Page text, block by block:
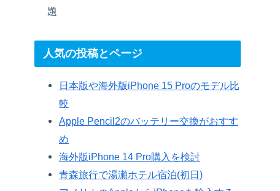
題
人気の投稿とページ
日本版や海外版iPhone 15 Proのモデル比
較
Apple Pencil2のバッテリー交換がおすす
め
海外版iPhone 14 Pro購入を検討
青森旅行で湯瀬ホテル宿泊(初日)